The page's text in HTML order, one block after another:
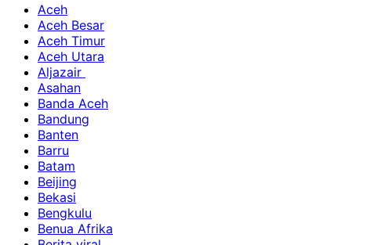
Aceh
Aceh Besar
Aceh Timur
Aceh Utara
Aljazair
Asahan
Banda Aceh
Bandung
Banten
Barru
Batam
Beijing
Bekasi
Bengkulu
Benua Afrika